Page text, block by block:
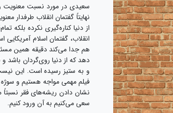
سعیدی در مورد نسبت معنویت و
نهایتاً گفتمان انقلاب طرفدار
از دنیا کناره‌گیری نکرده
انقلاب، گفتمان اسلام
هم جدا می‌کند دقیقه همین
دهد که از دنیا روی‌گردان باشد و
و به ستیز رسیده است. این
فیلم مهمی مواجه هستیم و سوژه
نشان دادن ریشه‌های فقر
سعی می‌کنیم به آن ورود کنیم.